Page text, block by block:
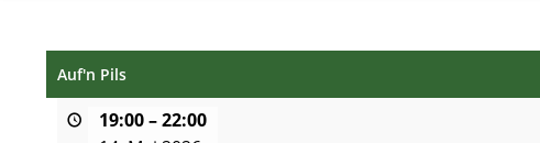
Auf'n Pils
19:00–22:00